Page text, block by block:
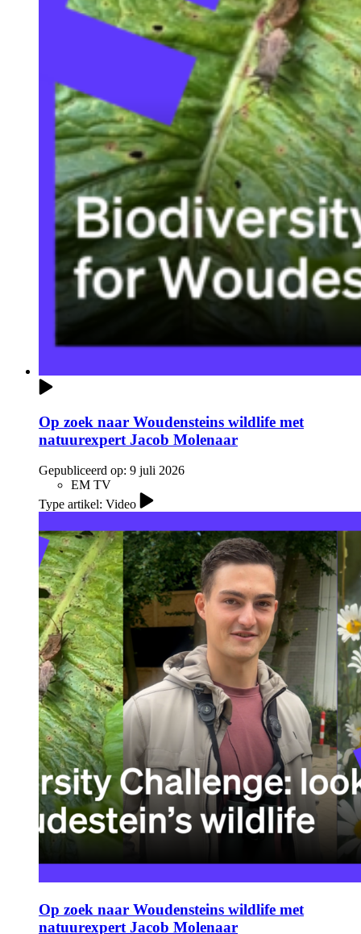
Op zoek naar Woudensteins wildlife met
natuurexpert Jacob Molenaar
Gepubliceerd op: 9 juli 2026
EM TV
Type artikel: Video
Op zoek naar Woudensteins wildlife met
natuurexpert Jacob Molenaar